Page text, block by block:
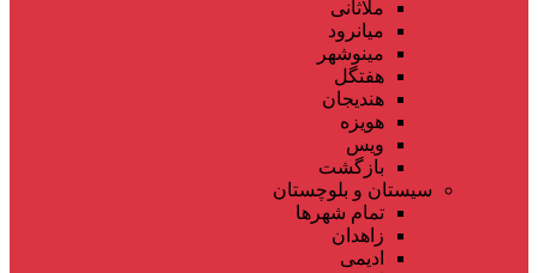
ملاثانی
میانرود
مینوشهر
هفتگل
هندیجان
هویزه
ویس
بازگشت
سیستان و بلوچستان
تمام شهر‌ها
زاهدان
ادیمی